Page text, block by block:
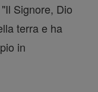
Signore, Dio
terra e ha
in